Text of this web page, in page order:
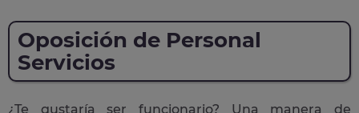
Oposición de Personal
Servicios
¿Te gustaría ser funcionario? Una manera de